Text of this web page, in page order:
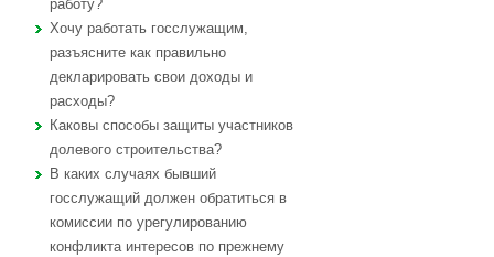
работу?
Хочу работать госслужащим,
разъясните как правильно
декларировать свои доходы и
расходы?
Каковы способы защиты участников
долевого строительства?
В каких случаях бывший
госслужащий должен обратиться в
комиссии по урегулированию
конфликта интересов по прежнему